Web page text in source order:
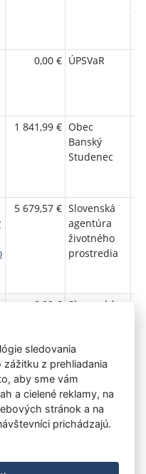
0,00 € ÚPSVaR
1 841,99 € Obec
Banský
Studenec
5 679,57 € Slovenská
agentúra
životného
prostredia
0,00 € Slovenská
prostredia
5Aktuálna
stránka
6 »
sledovania
z prehliadania
aby sme vám
a cielené reklamy, na
stránok a na
prichádzajú.